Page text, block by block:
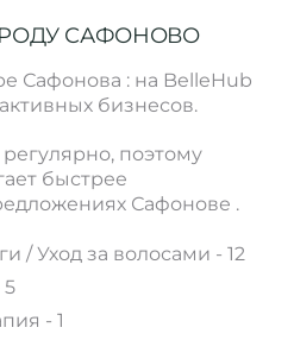
САФОНОВО
Сафонова : на BelleHub
бизнесов.
поэтому
быстрее
Сафонове .
/ Уход за волосами - 12
- 1